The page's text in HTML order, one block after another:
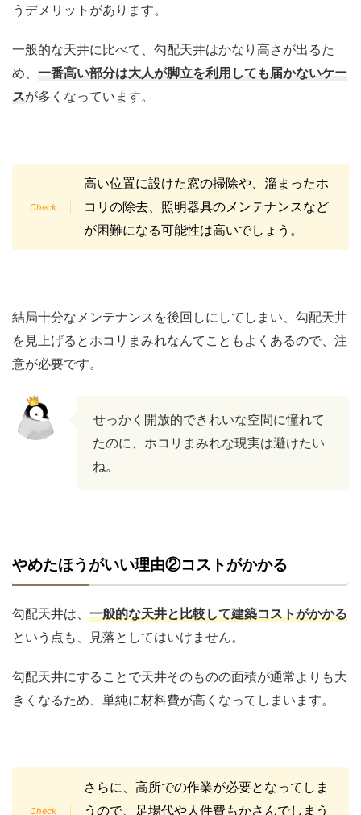
うデメリットがあります。
一般的な天井に比べて、勾配天井はかなり高さが出るた
め、 一番高い部分は大人が脚立を利用しても届かないケー
スが多くなっています。
高い位置に設けた窓の掃除や、溜まったホ
コリの除去、照明器具のメンテナンスなど
が困難になる可能性は高いでしょう。
結局十分なメンテナンスを後回しにしてしまい、勾配天井
を見上げるとホコリまみれなんてこともよくあるので、注
意が必要です。
せっかく開放的できれいな空間に憧れて
たのに、ホコリまみれな現実は避けたい
ね。
やめたほうがいい理由②コストがかかる
勾配天井は、 一般的な天井と比較して建築コストがかかる
という点も、見落としてはいけません。
勾配天井にすることで天井そのものの面積が通常よりも大
きくなるため、単純に材料費が高くなってしまいます。
さらに、高所での作業が必要となってしま
うので、足場代や人件費もかさんでしまう